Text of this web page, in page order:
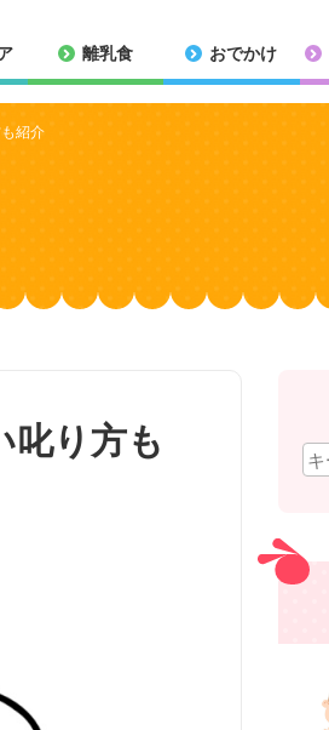
離乳食 おでかけ
紹介
り方も